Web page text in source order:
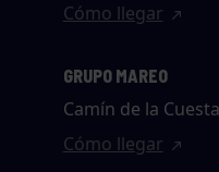
Cómo llegar
GRUPO MAREO
Camín de la
Cómo llegar